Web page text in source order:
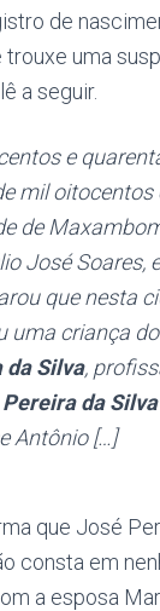
de
uma
a seguir.
e
mil
de
José Soares,
que nesta
uma criança
da Silva,
da
Antônio […]
que José
consta em
a esposa